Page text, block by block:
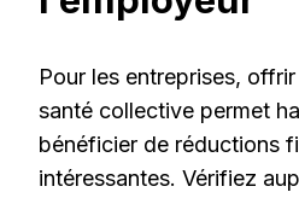
Pour les entreprises,
santé collective permet
bénéficier de réductions
intéressantes. Vérifiez